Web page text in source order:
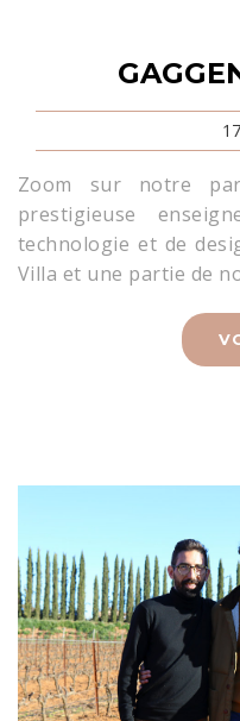
Zoom sur notre
prestigieuse
technologie et de
Villa et une partie de